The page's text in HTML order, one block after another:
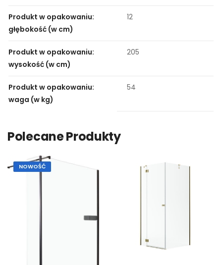
Produkt w opakowaniu:
głębokość (w cm)
12
Produkt w opakowaniu:
wysokość (w cm)
205
Produkt w opakowaniu:
waga (w kg)
54
Polecane Produkty
NOWOŚĆ